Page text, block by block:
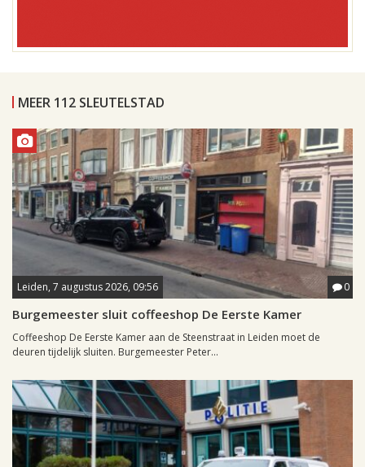
MEER 112 SLEUTELSTAD
Leiden, 7 augustus 2026, 09:56 0
Burgemeester sluit coffeeshop De Eerste Kamer
Coffeeshop De Eerste Kamer aan de Steenstraat in Leiden moet de
deuren tijdelijk sluiten. Burgemeester Peter...